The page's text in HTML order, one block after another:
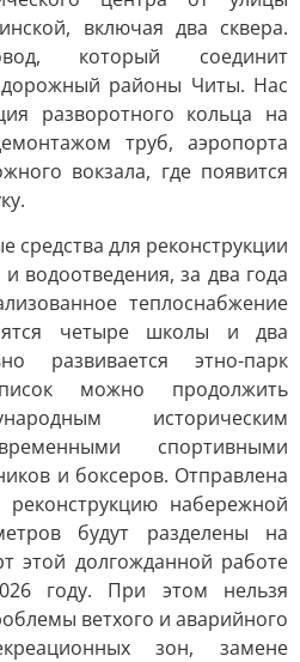
включая два сквера.
который соединит
районы Читы. Нас
разворотного кольца на
труб, аэропорта
вокзала, где появится
для реконструкции
водоотведения, за два года
теплоснабжение
четыре школы и два
развивается этно-парк
можно продолжить
историческим
спортивными
и боксеров. Отправлена
набережной
будут разделены на
этой долгожданной работе
году. При этом нельзя
ветхого и аварийного
зон, замене